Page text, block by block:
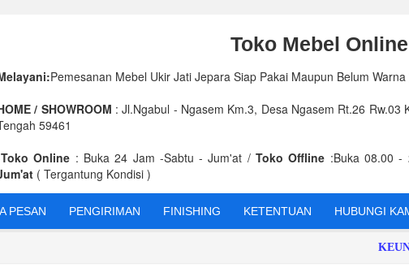
Toko Mebel
Pemesanan Mebel Ukir Jati Jepara Siap Pakai Maupun Belum
/ SHOWROOM : Jl.Ngabul - Ngasem Km.3, Desa Ngasem Rt.26 Rw.03
59461
Toko Online : Buka 24 Jam -Sabtu - Jum'at /Toko Offline :Buka 08.00 -
( Tergantung Kondisi )
PESAN PENGIRIMAN FINISHING KETENTUAN HUBUNGI